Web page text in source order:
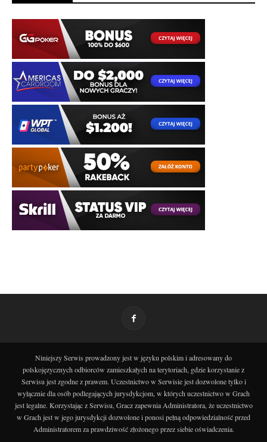
Niniejszy Serwis prowadzony jest w języku polskim i adresowany do
polskojęzycznych odbiorców zamieszkałych na terytoriach, gdzie korzystanie z
Serwisu jest zgodne z prawem. Uczestnictwo w Serwisie jest dozwolone tylko i
wyłącznie dla osób podlegających jurysdykcjom, w których uczestnictwo w Grach
jest legalne. Korzystając z Serwisu, Gracz zapewnia Administratora, że uczestnictwo
w Grach jest w jego jurysdykcji dozwolone i ponosi pełną odpowiedzialność przed
Administratorem za prawdziwość złożonego przez siebie oświadczenia.